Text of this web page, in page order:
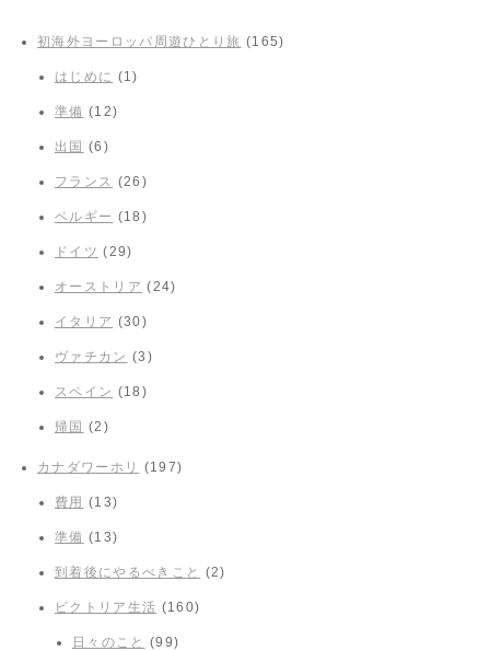
初海外ヨーロッパ周遊ひとり旅 (165)
はじめに (1)
準備 (12)
出国 (6)
フランス (26)
ベルギー (18)
ドイツ (29)
オーストリア (24)
イタリア (30)
ヴァチカン (3)
スペイン (18)
帰国 (2)
カナダワーホリ (197)
費用 (13)
準備 (13)
到着後にやるべきこと (2)
ビクトリア生活 (160)
日々のこと (99)